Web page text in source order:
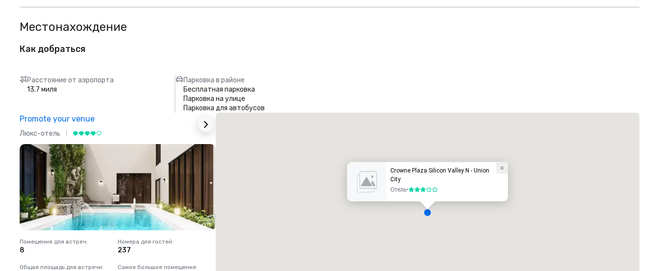
Местонахождение
Как добраться
Расстояние от аэропорта
13.7 миля
Парковка в районе
Бесплатная парковка
Парковка на улице
Парковка для автобусов
Promote your venue
Люкс-отель
Помещения для встреч:
8
Номера для гостей:
237
Общая площадь для встречи: Самое большое помещение:
Crowne Plaza Silicon Valley N - Union
City
Отель•3 из 5